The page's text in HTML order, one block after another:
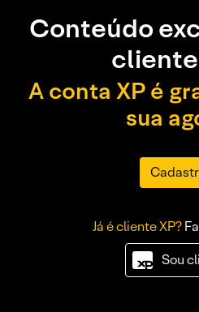
Conteúdo
A conta XP é
sua
Já é cliente XP?
Sou